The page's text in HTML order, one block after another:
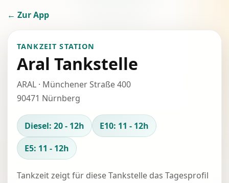
← Zur App
TANKZEIT STATION
Aral Tankstelle
ARAL · Münchener Straße 400
90471 Nürnberg
Diesel: 20 - 12h
E10: 11 - 12h
E5: 11 - 12h
Tankzeit zeigt für diese Tankstelle das Tagesprofil